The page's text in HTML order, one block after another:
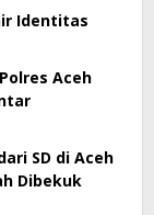
Identitas
Aceh
SD di Aceh
Dibekuk